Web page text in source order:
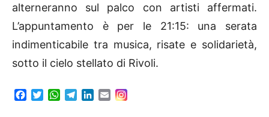
alterneranno sul palco con artisti affermati.
L’appuntamento è per le 21:15: una serata
indimenticabile tra musica, risate e solidarietà,
sotto il cielo stellato di Rivoli.
W
E